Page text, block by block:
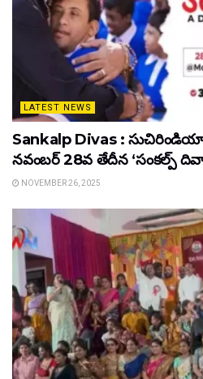
LATEST NEWS
Sankalp Divas :
నవంబర్ 28వ తేదీన ‘సంకల్ప్
NOVEMBER 26, 2025